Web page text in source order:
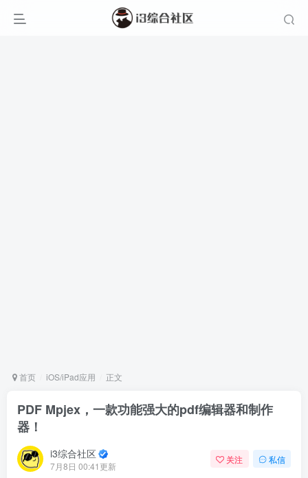
首页 iOS/iPad应用 正文
PDF Mpjex，一款功能强大的pdf编辑器和制作
器！
i3综合社区
7月8日 00:41更新
关注 私信